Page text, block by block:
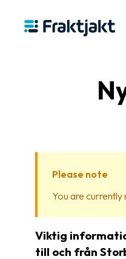
Please note
You are
Viktig
till och från